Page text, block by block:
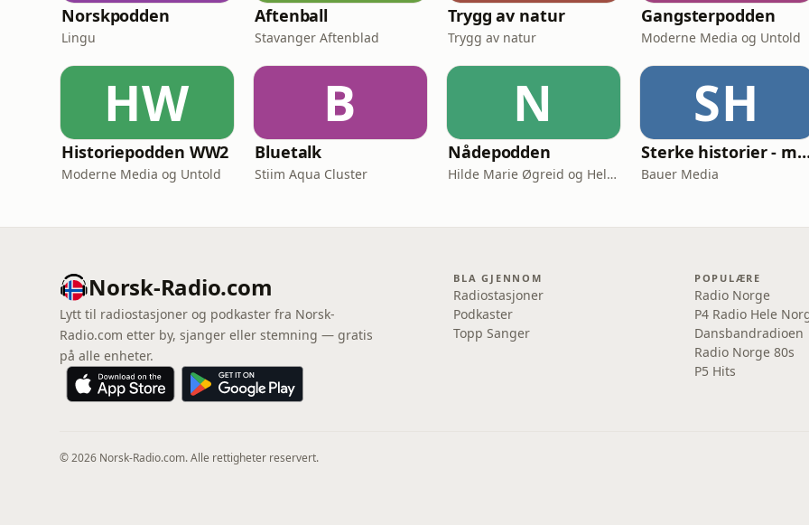
Norskpodden
Lingu
Aftenball
Stavanger Aftenblad
Trygg av natur
Trygg av natur
Gangsterpodden
Moderne Media og Untold
HW
Historiepodden WW2
Moderne Media og Untold
B
Bluetalk
Stiim Aqua Cluster
N
Nådepodden
Hilde Marie Øgreid og Helene Benedikte Granum-Aanestad
SH
Sterke historier -
Bauer Media
Norsk-Radio.com
Lytt til radiostasjoner og podkaster fra Norsk-
Radio.com etter by, sjanger eller stemning — gratis
på alle enheter.
BLA GJENNOM
Radiostasjoner
Podkaster
Topp Sanger
POPULÆRE
Radio Norge
P4 Radio Hele
Dansbandradioen
Radio Norge 80s
P5 Hits
© 2026 Norsk-Radio.com. Alle rettigheter reservert.